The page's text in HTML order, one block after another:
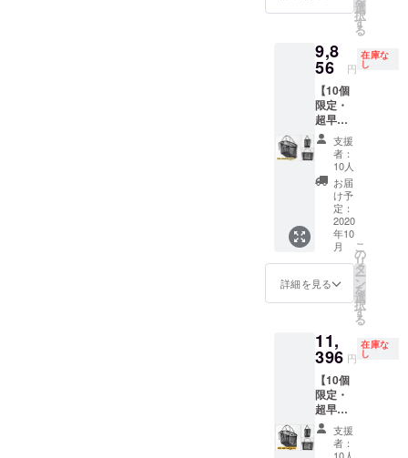
場合、
正規販
売価格
が販売
予定価
格より
下がる
可能性
もござ
いま
す。 ※
ご注文
状況、
使用部
材の供
況、製
造工程
より出
荷時期
が遅れ
る場合
があり
ます。
55（W×
さ：2kg
Velo
al
Moyen
● サイ
ズ：
36×17×
26（W×
D×H）
cm ● 重
さ：
750g ※
送料込
みで
す。 ※
皆様の
率が向
上した
場合、
正規販
売価格
が販売
予定価
格より
円（税
F］
Velo
shoppin
g ● サイ
ズ：
44×18×
55（W×
D×H）
cm ● 重
さ：2kg
※送料込
みで
す。 ※
皆様の
ご支援
により
量産効
正規販
売価格
予定価
格より
下がる
可能性
もござ
選
択
す
る
9,8
56 円
在庫な
し
【10個
限定・
超早割
30％OF
F】Velo
univers
al Petit
・完成
した商
品×１点
［一般
販売予
定価
格
14,080
F］
Velo
univers
al Petit
● サイ
ズ：
30×14×
20（W×
支援
者：
10人
お届
け予
定：
2020
年10
月
詳細を見る
こ
の
リ
タ
ー
ン
を
選
択
す
る
11,
396 円
在庫な
し
【10個
限定・
超早割
30％OF
F】Velo
univers
支援
者：